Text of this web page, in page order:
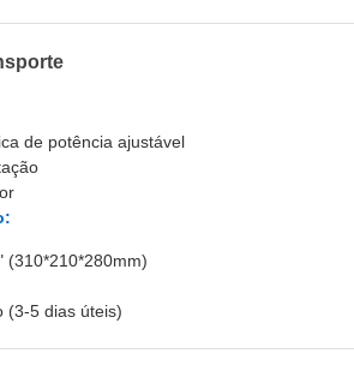
de potência ajustável
(310*210*280mm)
(3-5 dias úteis)